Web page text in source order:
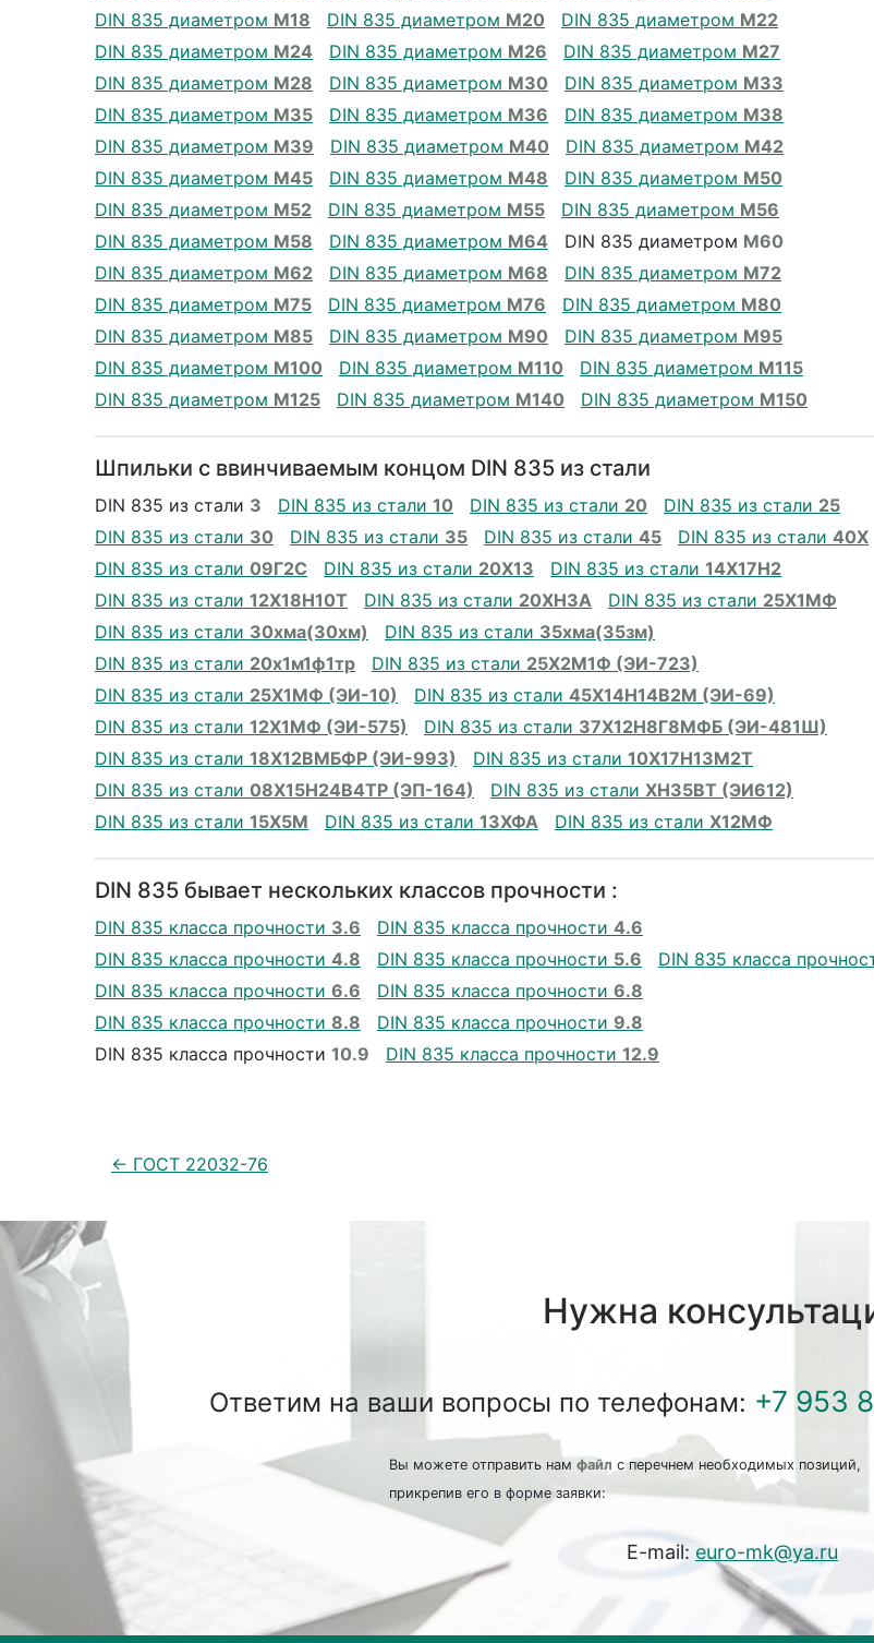
DIN 835 диаметром М18 DIN 835 диаметром М20 DIN 835 диаметром М22
DIN 835 диаметром М24 DIN 835 диаметром М26 DIN 835 диаметром М27
DIN 835 диаметром М28 DIN 835 диаметром М30 DIN 835 диаметром М33
DIN 835 диаметром М35 DIN 835 диаметром М36 DIN 835 диаметром М38
DIN 835 диаметром М39 DIN 835 диаметром М40 DIN 835 диаметром М42
DIN 835 диаметром М45 DIN 835 диаметром М48 DIN 835 диаметром М50
DIN 835 диаметром М52 DIN 835 диаметром М55 DIN 835 диаметром М56
DIN 835 диаметром М58 DIN 835 диаметром М64 DIN 835 диаметром М60
DIN 835 диаметром М62 DIN 835 диаметром М68 DIN 835 диаметром М72
DIN 835 диаметром М75 DIN 835 диаметром М76 DIN 835 диаметром М80
DIN 835 диаметром М85 DIN 835 диаметром М90 DIN 835 диаметром М95
DIN 835 диаметром М100 DIN 835 диаметром М110 DIN 835 диаметром М115
DIN 835 диаметром М125 DIN 835 диаметром М140 DIN 835 диаметром М150
Шпильки с ввинчиваемым концом DIN 835 из стали
DIN 835 из стали 3 DIN 835 из стали 10 DIN 835 из стали 20 DIN 835 из стали 25
DIN 835 из стали 30 DIN 835 из стали 35 DIN 835 из стали 45 DIN 835 из стали 40Х
DIN 835 из стали 09Г2С DIN 835 из стали 20Х13 DIN 835 из стали 14Х17Н2
DIN 835 из стали 12Х18Н10Т DIN 835 из стали 20ХН3А DIN 835 из стали 25Х1МФ
DIN 835 из стали 30хма(30хм) DIN 835 из стали 35хма(35зм)
DIN 835 из стали 20х1м1ф1тр DIN 835 из стали 25Х2М1Ф (ЭИ-723)
DIN 835 из стали 25Х1МФ (ЭИ-10) DIN 835 из стали 45Х14Н14В2М (ЭИ-69)
DIN 835 из стали 12Х1МФ (ЭИ-575) DIN 835 из стали 37Х12Н8Г8МФБ (ЭИ-481Ш)
DIN 835 из стали 18Х12ВМБФР (ЭИ-993) DIN 835 из стали 10Х17Н13М2Т
DIN 835 из стали 08Х15Н24В4ТР (ЭП-164) DIN 835 из стали ХН35ВТ (ЭИ612)
DIN 835 из стали 15Х5М DIN 835 из стали 13ХФА DIN 835 из стали Х12МФ
DIN 835 бывает нескольких классов прочности :
DIN 835 класса прочности 3.6 DIN 835 класса прочности 4.6
DIN 835 класса прочности 4.8 DIN 835 класса прочности 5.6 DIN 835 класса
DIN 835 класса прочности 6.6 DIN 835 класса прочности 6.8
DIN 835 класса прочности 8.8 DIN 835 класса прочности 9.8
DIN 835 класса прочности 10.9 DIN 835 класса прочности 12.9
← ГОСТ 22032-76
Нужна
Ответим на ваши вопросы по телефонам: +7 953
Вы можете отправить нам файл с перечнем необходимых позиций,
прикрепив его в форме заявки:
E-mail: euro-mk@ya.ru